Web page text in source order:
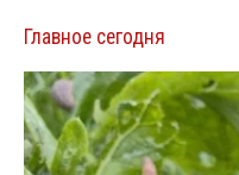
Главное сегодня